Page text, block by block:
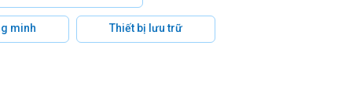
minh Thiết bị lưu trữ